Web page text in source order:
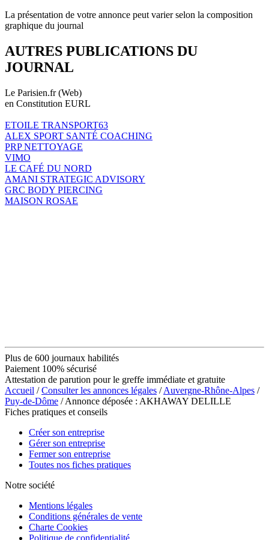
La présentation de votre annonce peut varier selon la composition
graphique du journal
AUTRES PUBLICATIONS DU
JOURNAL
Le Parisien.fr (Web)
en Constitution EURL
ETOILE TRANSPORT63
ALEX SPORT SANTÉ COACHING
PRP NETTOYAGE
VIMO
LE CAFÉ DU NORD
AMANI STRATEGIC ADVISORY
GRC BODY PIERCING
MAISON ROSAE
Plus de 600 journaux habilités
Paiement 100% sécurisé
Attestation de parution pour le greffe immédiate et gratuite
Accueil /Consulter les annonces légales /Auvergne-Rhône-Alpes /
Puy-de-Dôme / Annonce déposée : AKHAWAY DELILLE
Fiches pratiques et conseils
Créer son entreprise
Gérer son entreprise
Fermer son entreprise
Toutes nos fiches pratiques
Notre société
Mentions légales
Conditions générales de vente
Charte Cookies
Politique de confidentialité